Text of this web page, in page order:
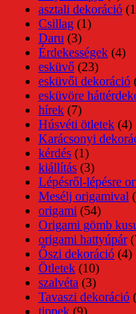
asztali dekoráció
Csillag (1)
Daru (3)
Érdekességek (4)
esküvő (23)
esküvői dekoráció
esküvöre
hírek (7)
Húsvéti ötletek (4)
Karácsonyi
kérdés (1)
kiállítás (3)
Lépésről-lépésre
Mesélj origamival
origami (54)
Origami gömb
origami hattyúpár
Őszi dekoráció (4)
Ötletek (10)
szalvéta (3)
Tavaszi dekoráció
tippek (9)